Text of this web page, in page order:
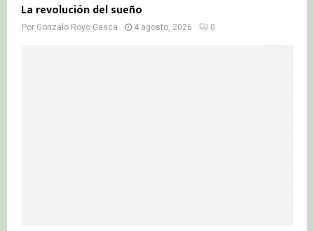
La revolución del sueño
Por Gonzalo Royo Gasca 4 agosto, 2026 0